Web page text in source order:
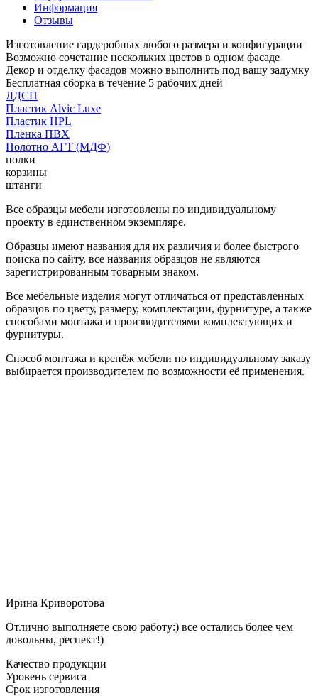
Информация
Отзывы
Изготовление гардеробных любого размера и конфигурации
Возможно сочетание нескольких цветов в одном фасаде
Декор и отделку фасадов можно выполнить под вашу задумку
Бесплатная сборка в течение 5 рабочих дней
ЛДСП
Пластик Alvic Luxe
Пластик HPL
Пленка ПВХ
Полотно АГТ (МДФ)
полки
корзины
штанги
Все образцы мебели изготовлены по индивидуальному
проекту в единственном экземпляре.
Образцы имеют названия для их различия и более быстрого
поиска по сайту, все названия образцов не являются
зарегистрированным товарным знаком.
Все мебельные изделия могут отличаться от представленных
образцов по цвету, размеру, комплектации, фурнитуре, а также
способами монтажа и производителями комплектующих и
фурнитуры.
Способ монтажа и крепёж мебели по индивидуальному заказу
выбирается производителем по возможности её применения.
Ирина Криворотова
Отлично выполняете свою работу:) все остались более чем
довольны, респект!)
Качество продукции
Уровень сервиса
Срок изготовления